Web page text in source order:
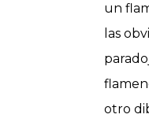
un
las
otro